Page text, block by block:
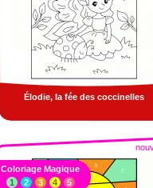
Élodie, la fée des coccinelles
Coloriage Magique
1
2 3 4 5